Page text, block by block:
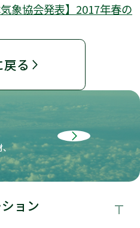
気象協会発表】2017年春の
る
、
ョン